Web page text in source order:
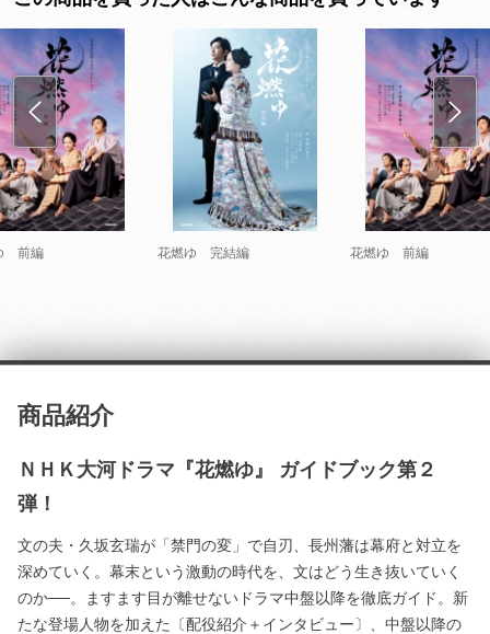
前編 花燃ゆ 完結編 花燃ゆ 前編
商品紹介
ＮＨＫ大河ドラマ『花燃ゆ』 ガイドブック第２
弾！
文の夫・久坂玄瑞が「禁門の変」で自刃、長州藩は幕府と対立を
深めていく。幕末という激動の時代を、文はどう生き抜いていく
のか──。ますます目が離せないドラマ中盤以降を徹底ガイド。新
たな登場人物を加えた〔配役紹介＋インタビュー〕、中盤以降の